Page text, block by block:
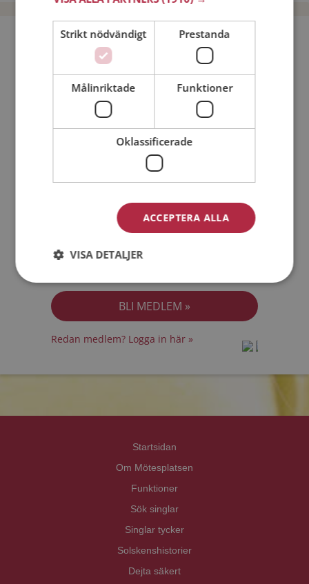
Bli medlem utan kostnad!
Jag är en: Man Kvinna
Min ålder:
Jag accepterarMedlemsvillkoren
Redan medlem? Logga in här »
Startsidan
Om Mötesplatsen
Funktioner
Sök singlar
Singlar tycker
Solskenshistorier
Dejta säkert
Strikt nödvändigt Prestanda
Målinriktade Funktioner
Oklassificerade
ACCEPTERA ALLA
VISA DETALJER